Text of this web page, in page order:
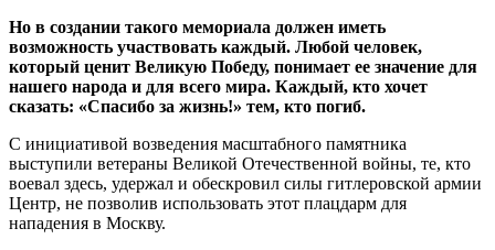
Но в создании такого мемориала должен иметь
возможность участвовать каждый. Любой человек,
который ценит Великую Победу, понимает ее значение для
нашего народа и для всего мира. Каждый, кто хочет
сказать: «Спасибо за жизнь!» тем, кто погиб.
С инициативой возведения масштабного памятника
выступили ветераны Великой Отечественной войны, те, кто
воевал здесь, удержал и обескровил силы гитлеровской армии
Центр, не позволив использовать этот плацдарм для
нападения в Москву.